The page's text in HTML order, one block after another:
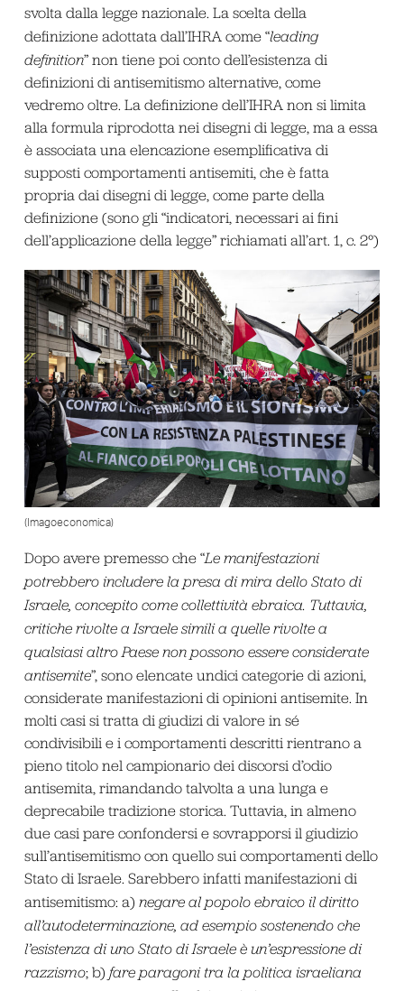
svolta dalla legge nazionale. La scelta della
definizione adottata dall’IHRA come “leading
definition” non tiene poi conto dell’esistenza di
definizioni di antisemitismo alternative, come
vedremo oltre. La definizione dell’IHRA non si limita
alla formula riprodotta nei disegni di legge, ma a essa
è associata una elencazione esemplificativa di
supposti comportamenti antisemiti, che è fatta
propria dai disegni di legge, come parte della
definizione (sono gli “indicatori, necessari ai fini
dell’applicazione della legge” richiamati all’art. 1, c. 2°)
(Imagoeconomica)
Dopo avere premesso che “Le manifestazioni
potrebbero includere la presa di mira dello Stato di
Israele, concepito come collettività ebraica. Tuttavia,
critiche rivolte a Israele simili a quelle rivolte a
qualsiasi altro Paese non possono essere considerate
antisemite”, sono elencate undici categorie di azioni,
considerate manifestazioni di opinioni antisemite. In
molti casi si tratta di giudizi di valore in sé
condivisibili e i comportamenti descritti rientrano a
pieno titolo nel campionario dei discorsi d’odio
antisemita, rimandando talvolta a una lunga e
deprecabile tradizione storica. Tuttavia, in almeno
due casi pare confondersi e sovrapporsi il giudizio
sull’antisemitismo con quello sui comportamenti dello
Stato di Israele. Sarebbero infatti manifestazioni di
antisemitismo: a) negare al popolo ebraico il diritto
all’autodeterminazione, ad esempio sostenendo che
l’esistenza di uno Stato di Israele è un’espressione di
razzismo; b) fare paragoni tra la politica israeliana